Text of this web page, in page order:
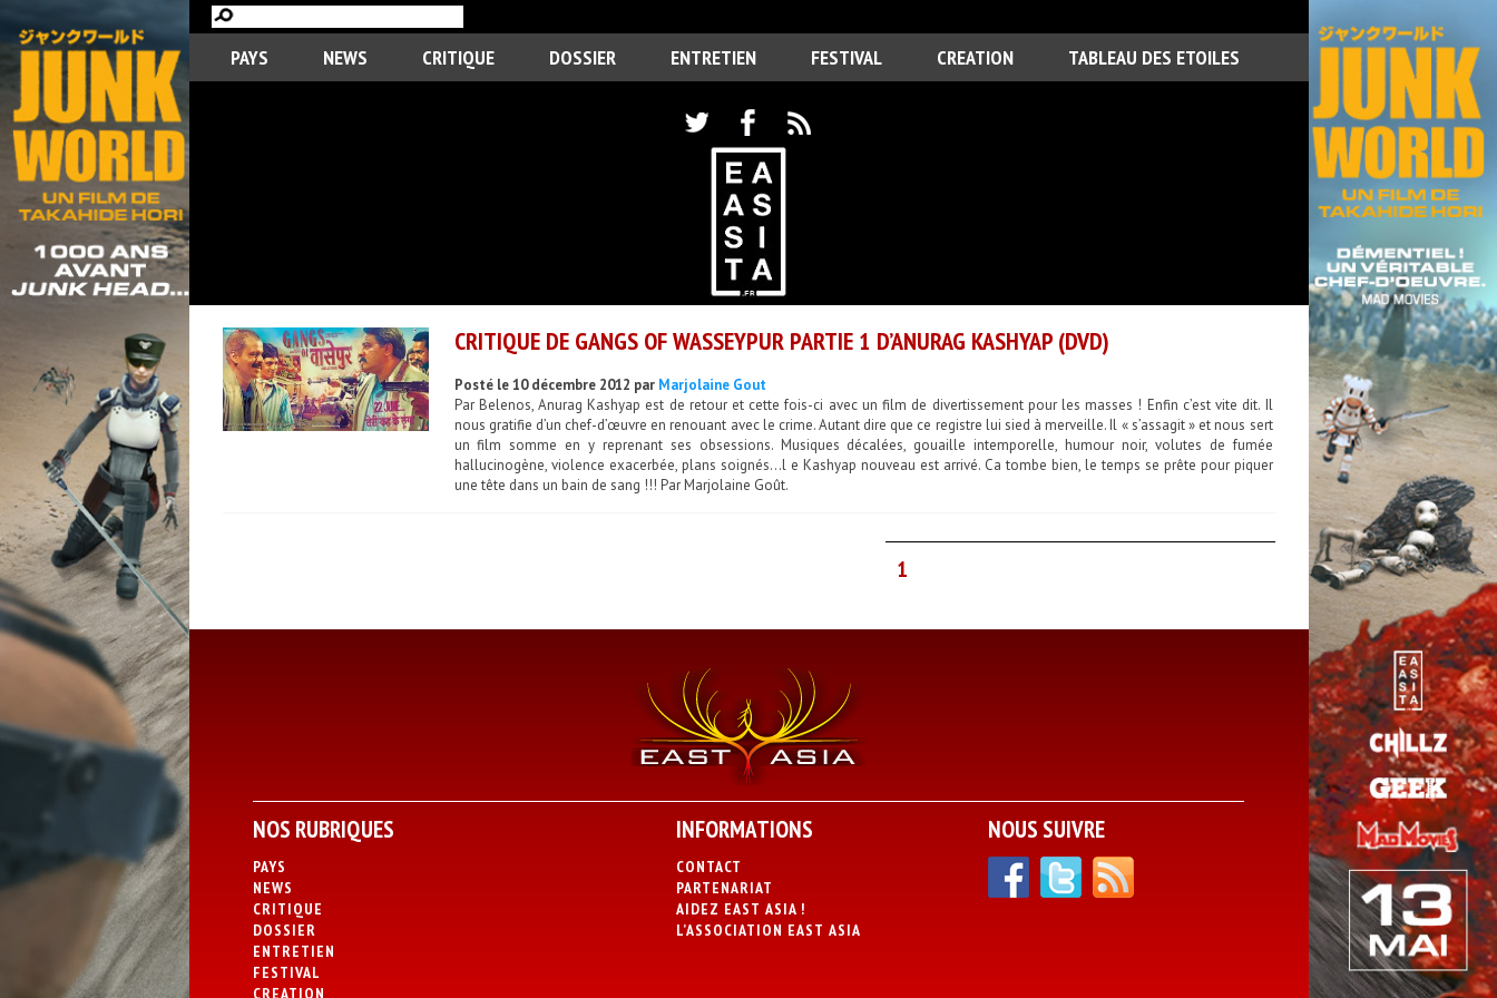
PAYS NEWS CRITIQUE DOSSIER ENTRETIEN FESTIVAL CREATION TABLEAU DES ETOILES
CRITIQUE DE GANGS OF WASSEYPUR PARTIE 1 D’ANURAG KASHYAP (DVD)
Posté le 10 décembre 2012 par Marjolaine Gout
Par Belenos, Anurag Kashyap est de retour et cette fois-ci avec un film de divertissement pour les masses ! Enfin c’est vite dit. Il
nous gratifie d’un chef-d’œuvre en renouant avec le crime. Autant dire que ce registre lui sied à merveille. Il « s’assagit » et nous sert
un film somme en y reprenant ses obsessions. Musiques décalées, gouaille intemporelle, humour noir, volutes de fumée
hallucinogène, violence exacerbée, plans soignés…l e Kashyap nouveau est arrivé. Ca tombe bien, le temps se prête pour piquer
une tête dans un bain de sang !!! Par Marjolaine Goût.
1
NOS RUBRIQUES
PAYS
NEWS
CRITIQUE
DOSSIER
ENTRETIEN
FESTIVAL
CREATION
INFORMATIONS
CONTACT
PARTENARIAT
AIDEZ EAST ASIA !
L’ASSOCIATION EAST ASIA
NOUS SUIVRE